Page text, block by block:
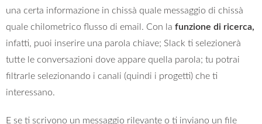
una certa informazione in chissà quale messaggio di chissà
quale chilometrico flusso di email. Con la funzione di ricerca,
infatti, puoi inserire una parola chiave; Slack ti selezionerà
tutte le conversazioni dove appare quella parola; tu potrai
filtrarle selezionando i canali (quindi i progetti) che ti
interessano.
E se ti scrivono un messaggio rilevante o ti inviano un file